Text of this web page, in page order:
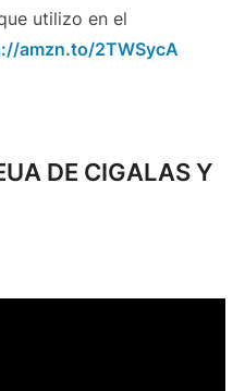
utilizo en el
amzn.to/2TWSycA
DE CIGALAS Y